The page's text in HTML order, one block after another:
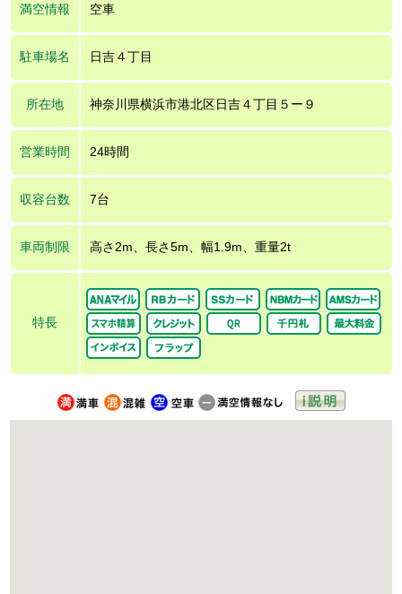
満空情報 空車
駐車場名 日吉４丁目
所在地 神奈川県横浜市港北区日吉４丁目５ー９
営業時間 24時間
収容台数 7台
車両制限 高さ2m、長さ5m、幅1.9m、重量2t
特長